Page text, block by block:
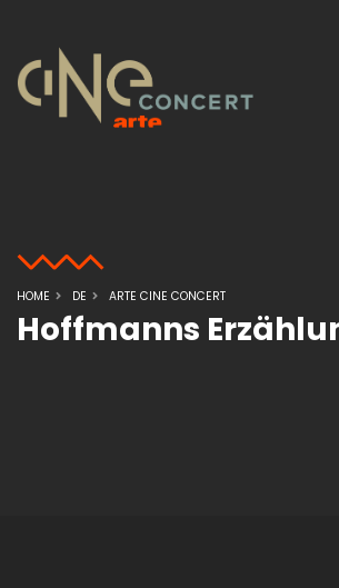
HOME DE ARTE CINE CONCERT
Hoffmanns